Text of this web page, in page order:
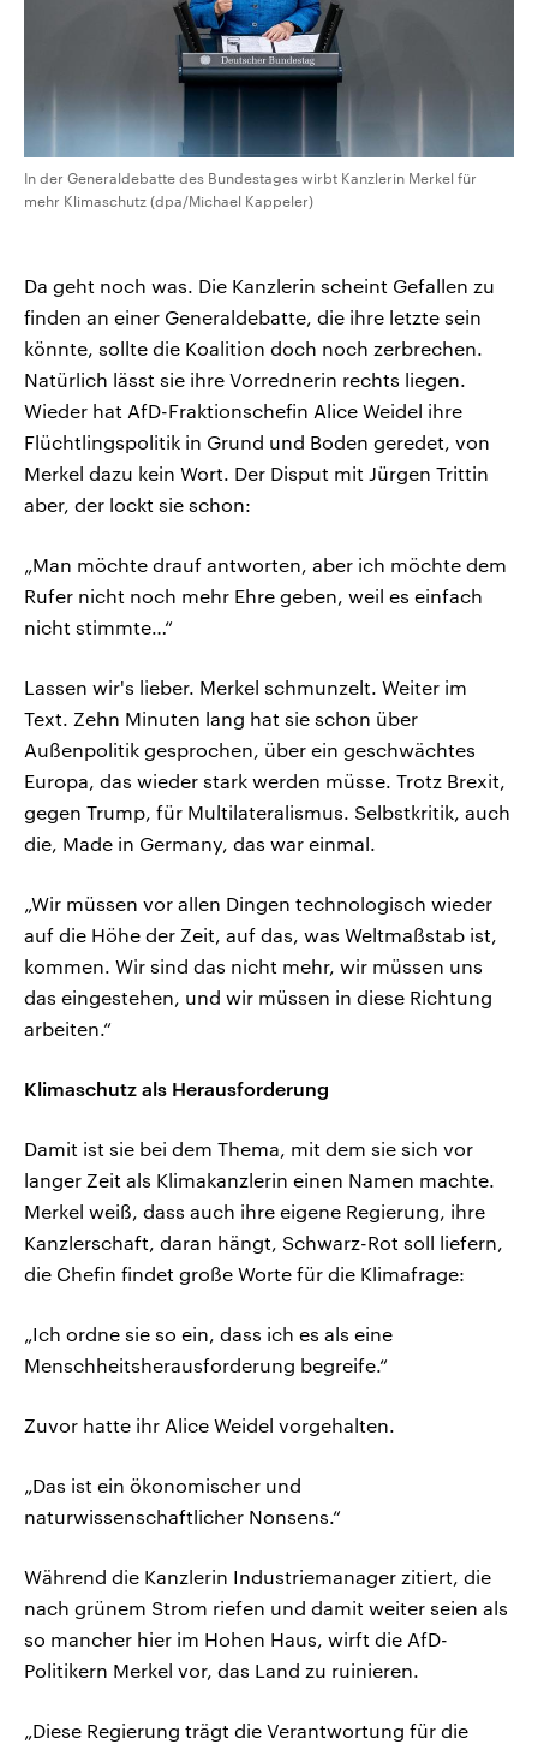
In der Generaldebatte des Bundestages wirbt Kanzlerin Merkel für
mehr Klimaschutz (dpa/Michael Kappeler)
Da geht noch was. Die Kanzlerin scheint Gefallen zu
finden an einer Generaldebatte, die ihre letzte sein
könnte, sollte die Koalition doch noch zerbrechen.
Natürlich lässt sie ihre Vorrednerin rechts liegen.
Wieder hat AfD-Fraktionschefin Alice Weidel ihre
Flüchtlingspolitik in Grund und Boden geredet, von
Merkel dazu kein Wort. Der Disput mit Jürgen Trittin
aber, der lockt sie schon:
„Man möchte drauf antworten, aber ich möchte dem
Rufer nicht noch mehr Ehre geben, weil es einfach
nicht stimmte…“
Lassen wir's lieber. Merkel schmunzelt. Weiter im
Text. Zehn Minuten lang hat sie schon über
Außenpolitik gesprochen, über ein geschwächtes
Europa, das wieder stark werden müsse. Trotz Brexit,
gegen Trump, für Multilateralismus. Selbstkritik, auch
die, Made in Germany, das war einmal.
„Wir müssen vor allen Dingen technologisch wieder
auf die Höhe der Zeit, auf das, was Weltmaßstab ist,
kommen. Wir sind das nicht mehr, wir müssen uns
das eingestehen, und wir müssen in diese Richtung
arbeiten.“
Klimaschutz als Herausforderung
Damit ist sie bei dem Thema, mit dem sie sich vor
langer Zeit als Klimakanzlerin einen Namen machte.
Merkel weiß, dass auch ihre eigene Regierung, ihre
Kanzlerschaft, daran hängt, Schwarz-Rot soll liefern,
die Chefin findet große Worte für die Klimafrage:
„Ich ordne sie so ein, dass ich es als eine
Menschheitsherausforderung begreife.“
Zuvor hatte ihr Alice Weidel vorgehalten.
„Das ist ein ökonomischer und
naturwissenschaftlicher Nonsens.“
Während die Kanzlerin Industriemanager zitiert, die
nach grünem Strom riefen und damit weiter seien als
so mancher hier im Hohen Haus, wirft die AfD-
Politikern Merkel vor, das Land zu ruinieren.
„Diese Regierung trägt die Verantwortung für die